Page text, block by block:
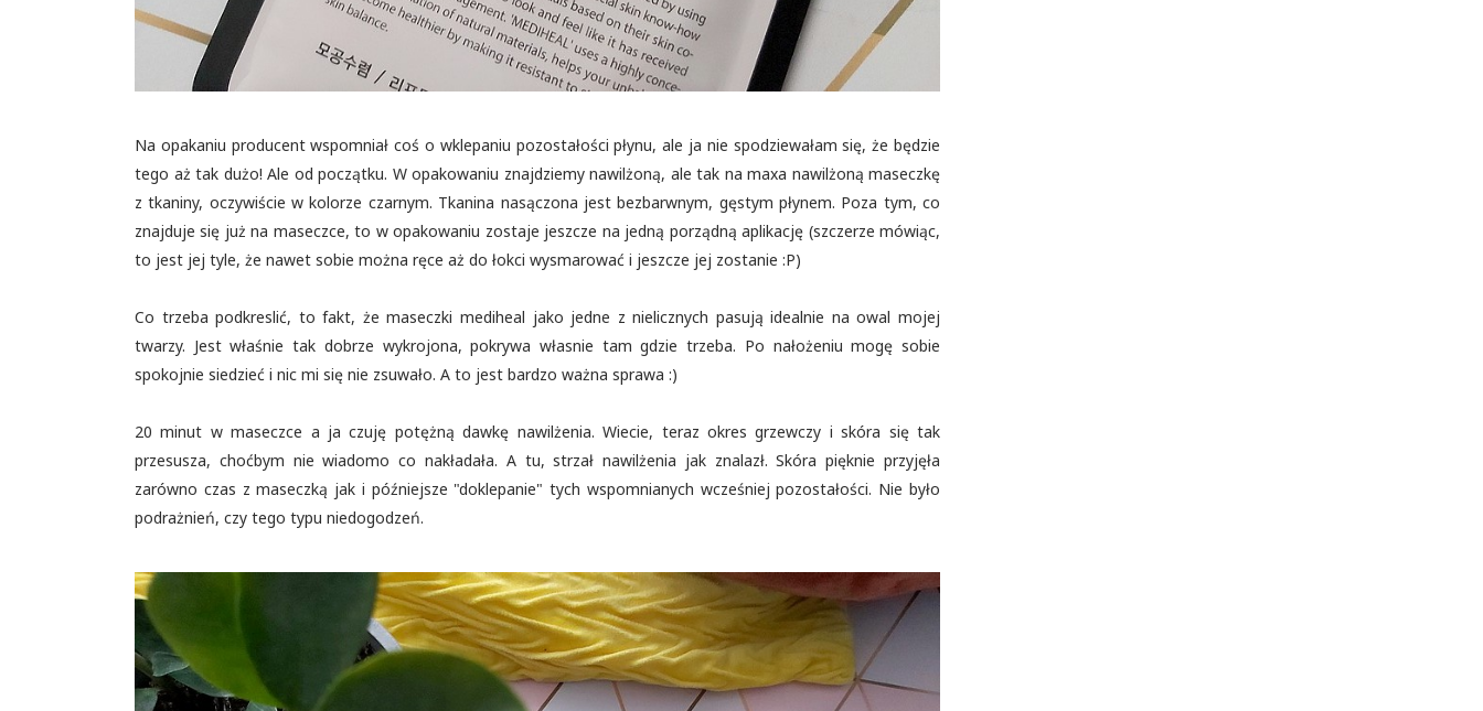
Na opakaniu producent wspomniał coś o wklepaniu pozostałości płynu, ale ja nie spodziewałam się, że będzie
tego aż tak dużo! Ale od początku. W opakowaniu znajdziemy nawilżoną, ale tak na maxa nawilżoną maseczkę
z tkaniny, oczywiście w kolorze czarnym. Tkanina nasączona jest bezbarwnym, gęstym płynem. Poza tym, co
znajduje się już na maseczce, to w opakowaniu zostaje jeszcze na jedną porządną aplikację (szczerze mówiąc,
to jest jej tyle, że nawet sobie można ręce aż do łokci wysmarować i jeszcze jej zostanie :P)
Co trzeba podkreslić, to fakt, że maseczki mediheal jako jedne z nielicznych pasują idealnie na owal mojej
twarzy. Jest właśnie tak dobrze wykrojona, pokrywa własnie tam gdzie trzeba. Po nałożeniu mogę sobie
spokojnie siedzieć i nic mi się nie zsuwało. A to jest bardzo ważna sprawa :)
20 minut w maseczce a ja czuję potężną dawkę nawilżenia. Wiecie, teraz okres grzewczy i skóra się tak
przesusza, choćbym nie wiadomo co nakładała. A tu, strzał nawilżenia jak znalazł. Skóra pięknie przyjęła
zarówno czas z maseczką jak i późniejsze "doklepanie" tych wspomnianych wcześniej pozostałości. Nie było
podrażnień, czy tego typu niedogodzeń.